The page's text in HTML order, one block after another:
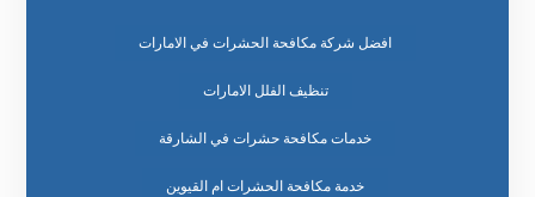
افضل شركة مكافحة الحشرات في الامارات
تنظيف الفلل الامارات
خدمات مكافحة حشرات في الشارقة
خدمة مكافحة الحشرات ام القيوين